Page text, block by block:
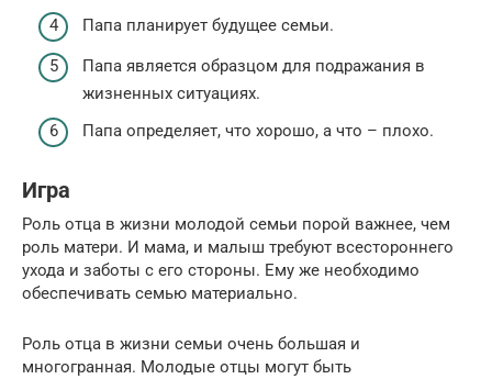
Папа планирует будущее семьи.
Папа является образцом для подражания в
жизненных ситуациях.
Папа определяет, что хорошо, а что – плохо.
Игра
Роль отца в жизни молодой семьи порой важнее, чем
роль матери. И мама, и малыш требуют всестороннего
ухода и заботы с его стороны. Ему же необходимо
обеспечивать семью материально.
Роль отца в жизни семьи очень большая и
многогранная. Молодые отцы могут быть